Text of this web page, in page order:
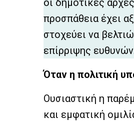
οι δημοτικές
προσπάθεια έχει
στοχεύει να
επίρριψης
Όταν η πολιτική
Ουσιαστική η
και εμφατική